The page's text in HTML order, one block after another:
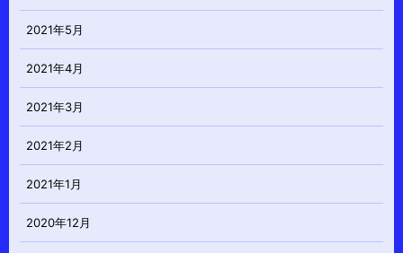
2021年5月
2021年4月
2021年3月
2021年2月
2021年1月
2020年12月